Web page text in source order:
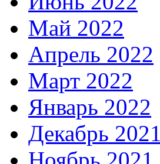
Май 2022
Апрель 2022
Март 2022
Январь 2022
Декабрь 2021